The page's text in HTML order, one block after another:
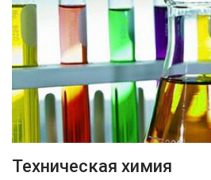
ПОДРОБНЕЕ
Техническая химия